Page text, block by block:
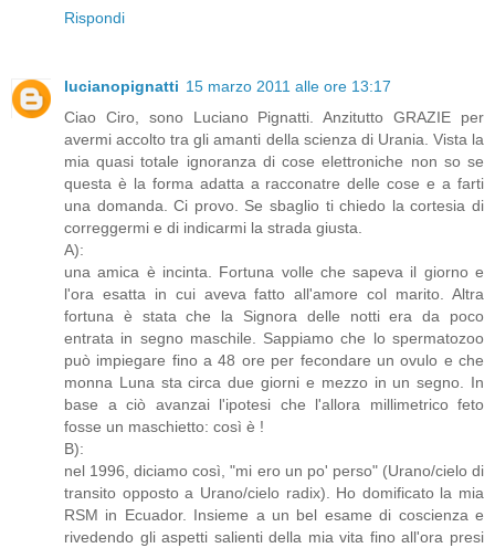
Rispondi
lucianopignatti 15 marzo 2011 alle ore 13:17
Ciao Ciro, sono Luciano Pignatti. Anzitutto GRAZIE per
avermi accolto tra gli amanti della scienza di Urania. Vista la
mia quasi totale ignoranza di cose elettroniche non so se
questa è la forma adatta a racconatre delle cose e a farti
una domanda. Ci provo. Se sbaglio ti chiedo la cortesia di
correggermi e di indicarmi la strada giusta.
A):
una amica è incinta. Fortuna volle che sapeva il giorno e
l'ora esatta in cui aveva fatto all'amore col marito. Altra
fortuna è stata che la Signora delle notti era da poco
entrata in segno maschile. Sappiamo che lo spermatozoo
può impiegare fino a 48 ore per fecondare un ovulo e che
monna Luna sta circa due giorni e mezzo in un segno. In
base a ciò avanzai l'ipotesi che l'allora millimetrico feto
fosse un maschietto: così è !
B):
nel 1996, diciamo così, "mi ero un po' perso" (Urano/cielo di
transito opposto a Urano/cielo radix). Ho domificato la mia
RSM in Ecuador. Insieme a un bel esame di coscienza e
rivedendo gli aspetti salienti della mia vita fino all'ora presi